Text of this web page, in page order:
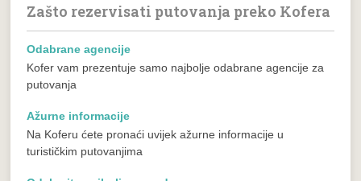
Zašto rezervisati putovanja preko Kofera
Odabrane agencije
Kofer vam prezentuje samo najbolje odabrane agencije za
putovanja
Ažurne informacije
Na Koferu ćete pronaći uvijek ažurne informacije u
turističkim putovanjima